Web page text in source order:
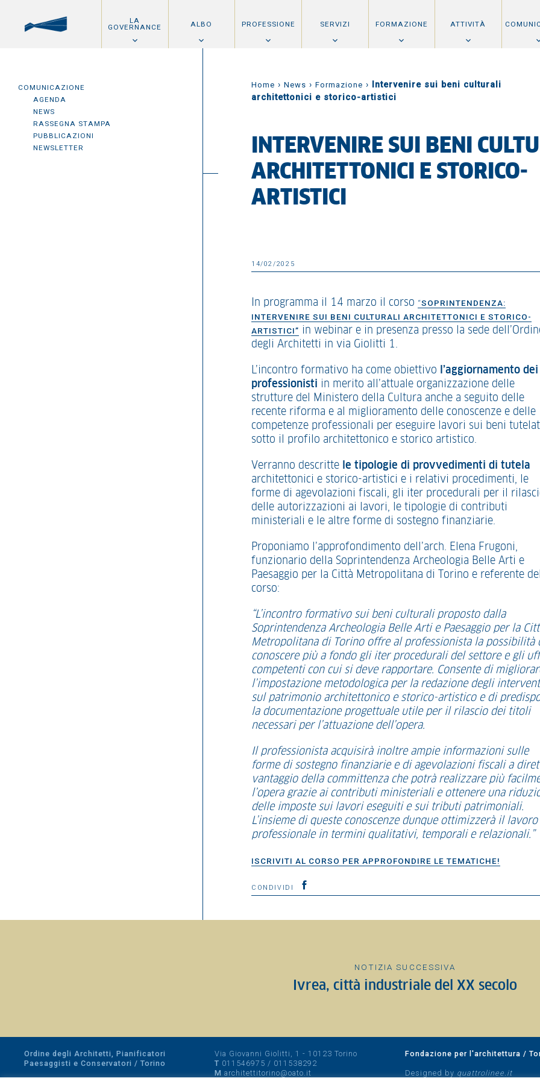
LA
GOVERNANCE ALBO PROFESSIONE SERVIZI FORMAZIONE ATTIVITÀ
COMUNICAZIONE
AGENDA
NEWS
RASSEGNA STAMPA
PUBBLICAZIONI
NEWSLETTER
Home › News › Formazione ›
Intervenire sui beni culturali
architettonici e storico-artistici
INTERVENIRE SUI BENI
ARCHITETTONICI E STORICO-
ARTISTICI
14/02/2025
In programma il 14 marzo il corso “SOPRINTENDENZA:
INTERVENIRE SUI BENI CULTURALI ARCHITETTONICI E STORICO-
ARTISTICI” in webinar e in presenza presso la sede
degli Architetti in via Giolitti 1.
L’incontro formativo ha come obiettivo
l’aggiornamento dei
professionisti in merito all’attuale organizzazione delle
strutture del Ministero della Cultura anche a seguito delle
recente riforma e al miglioramento delle conoscenze e delle
competenze professionali per eseguire lavori sui beni
sotto il profilo architettonico e storico artistico.
Verranno descritte le tipologie di provvedimenti di tutela
architettonici e storico-artistici e i relativi procedimenti, le
forme di agevolazioni fiscali, gli iter procedurali per il
delle autorizzazioni ai lavori, le tipologie di contributi
ministeriali e le altre forme di sostegno finanziarie.
Proponiamo l’approfondimento dell’arch. Elena Frugoni,
funzionario della Soprintendenza Archeologia Belle Arti e
Paesaggio per la Città Metropolitana di Torino e referente del
corso:
“L’incontro formativo sui beni culturali proposto dalla
Soprintendenza Archeologia Belle Arti e Paesaggio per la
Metropolitana di Torino offre al professionista la possibilità
conoscere più a fondo gli iter procedurali del settore e gli
competenti con cui si deve rapportare. Consente di
l’impostazione metodologica per la redazione degli
sul patrimonio architettonico e storico-artistico e di
la documentazione progettuale utile per il rilascio dei titoli
necessari per l’attuazione dell’opera.
Il professionista acquisirà inoltre ampie informazioni sulle
forme di sostegno finanziarie e di agevolazioni fiscali a
vantaggio della committenza che potrà realizzare più
l’opera grazie ai contributi ministeriali e ottenere una
delle imposte sui lavori eseguiti e sui tributi patrimoniali.
L’insieme di queste conoscenze dunque ottimizzerà il lavoro
professionale in termini qualitativi, temporali e relazionali.”
ISCRIVITI AL CORSO PER APPROFONDIRE LE TEMATICHE!
CONDIVIDI
NOTIZIA SUCCESSIVA
Ivrea, città industriale del XX secolo
Ordine degli Architetti, Pianificatori
Paesaggisti e Conservatori / Torino
Via Giovanni Giolitti, 1 - 10123 Torino
T 011546975 / 011538292
M architettitorino@oato.it
Fondazione per l'architettura /
Designed by quattrolinee.it